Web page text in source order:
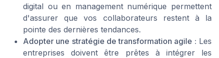
digital ou en management numérique permettent
d'assurer que vos collaborateurs restent à la
pointe des dernières tendances.
Adopter une stratégie de transformation agile : Les
entreprises doivent être prêtes à intégrer les